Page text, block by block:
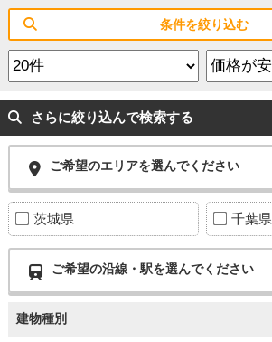
条件を絞り込む
さらに絞り込んで検索する
ご希望のエリアを選んでください
茨城県 千葉県
ご希望の沿線・駅を選んでください
建物種別